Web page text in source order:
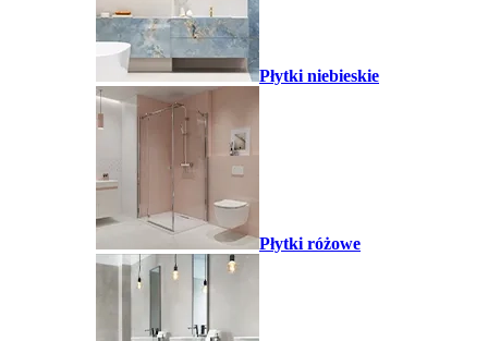
Płytki niebieskie
Płytki różowe